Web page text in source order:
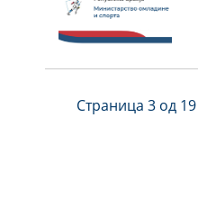
Страница 3 од 19